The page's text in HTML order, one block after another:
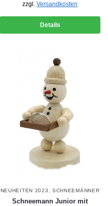
zzgl. Versandkosten
Details
NEUHEITEN 2023 SCHNEEMÄNNER
Schneemann Junior mit